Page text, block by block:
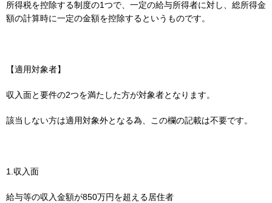
所得税を控除する制度の1つで、一定の給与所得者に対し、総所得金
額の計算時に一定の金額を控除するというものです。
【適用対象者】
収入面と要件の2つを満たした方が対象者となります。
該当しない方は適用対象外となる為、この欄の記載は不要です。
1.収入面
給与等の収入金額が850万円を超える居住者